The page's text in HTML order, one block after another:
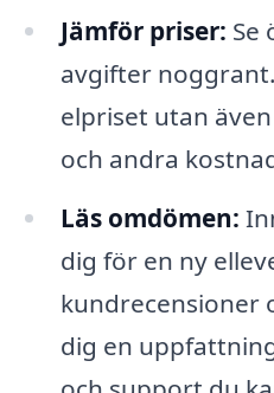
Jämför priser: Se
avgifter
elpriset utan
och andra
Läs omdömen:
dig för en ny
kundrecensioner
dig en